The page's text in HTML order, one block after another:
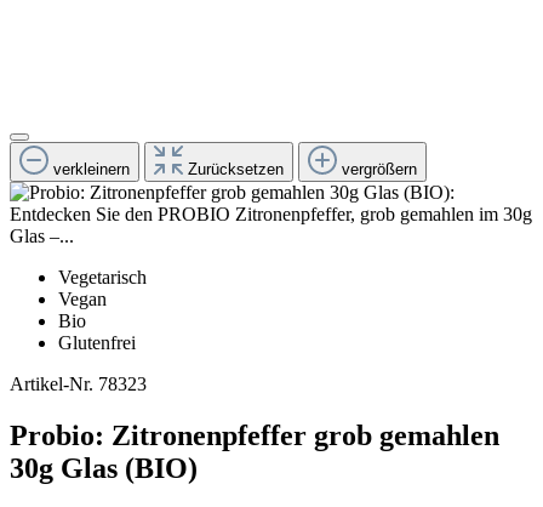
verkleinern Zurücksetzen vergrößern
Vegetarisch
Vegan
Bio
Glutenfrei
Artikel-Nr. 78323
Probio: Zitronenpfeffer grob gemahlen
30g Glas (BIO)